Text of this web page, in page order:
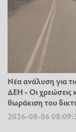
Νέα ανάλυση για
ΔΕΗ - Οι χρεώσεις
θωράκιση του
2026-08-06